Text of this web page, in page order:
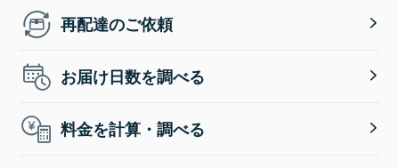
再配達のご依頼
お届け日数を調べる
料金を計算・調べる